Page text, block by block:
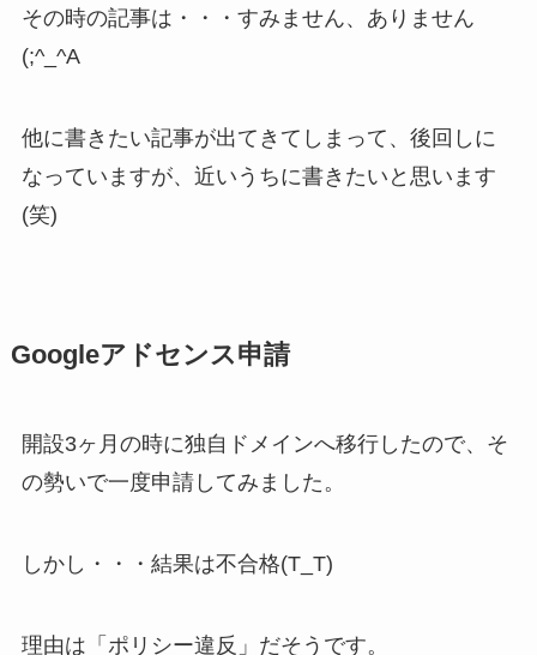
その時の記事は・・・すみません、ありません
(;^_^A
他に書きたい記事が出てきてしまって、後回しに
なっていますが、近いうちに書きたいと思います
(笑)
Googleアドセンス申請
開設3ヶ月の時に独自ドメインへ移行したので、そ
の勢いで一度申請してみました。
しかし・・・結果は不合格(T_T)
理由は「ポリシー違反」だそうです。